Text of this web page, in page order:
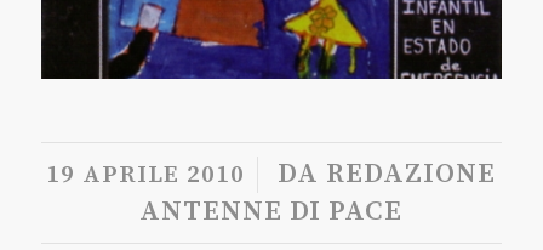
19 APRILE 2010
/ DA REDAZIONE
ANTENNE DI PACE